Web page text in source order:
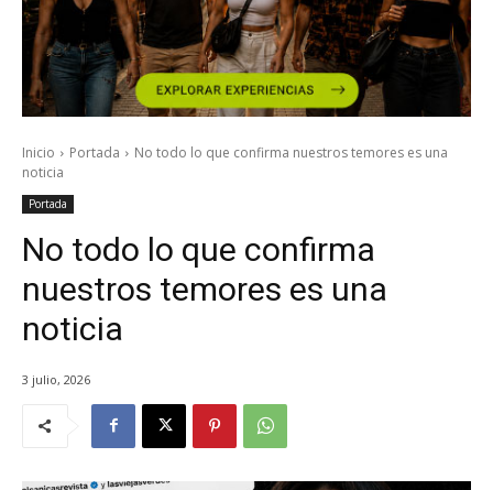
Inicio Portada
No todo lo que confirma nuestros temores es una
noticia
Portada
No todo lo que confirma
nuestros temores es una
noticia
3 julio, 2026